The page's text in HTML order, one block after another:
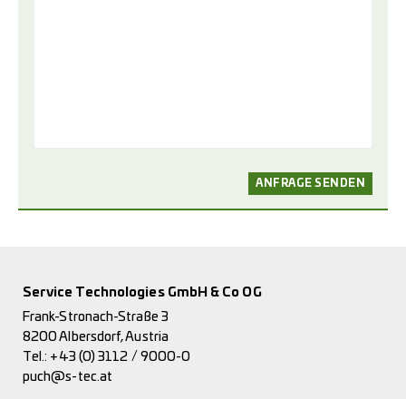
Service Technologies GmbH & Co OG
Frank-Stronach-Straße 3
8200 Albersdorf, Austria
Tel.: +43 (0) 3112 / 9000-0
puch@s-tec.at